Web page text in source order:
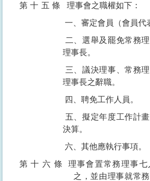
第十五條
理事會之職權如下：
一、審定會員（會員代
二、選舉及罷免常務
理事長。
三、議決理事、常務
理事長之辭職。
四、聘免工作人員。
五、擬定年度工作計
決算。
六、其他應執行事項。
第十六條
理事會置常務理事
之，並由理事就常